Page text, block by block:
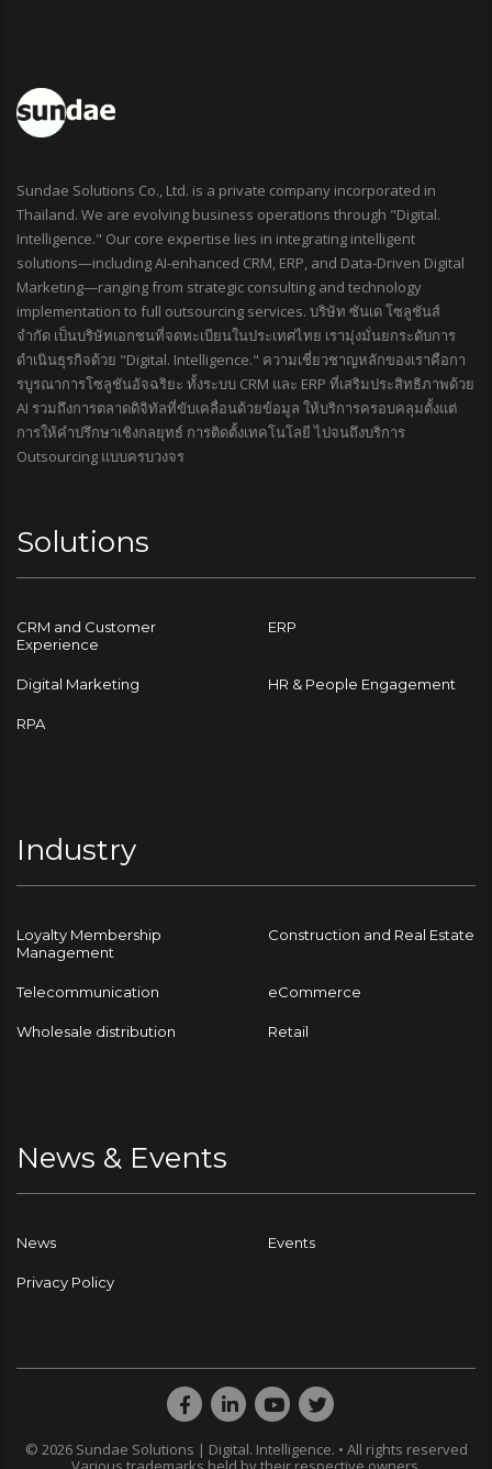
Sundae Solutions Co., Ltd. is a private company incorporated in
Thailand. We are evolving business operations through "Digital.
Intelligence." Our core expertise lies in integrating intelligent
solutions—including AI-enhanced CRM, ERP, and Data-Driven Digital
Marketing—ranging from strategic consulting and technology
implementation to full outsourcing services. บริษัท ซันเด โซลูชันส์
จำกัด เป็นบริษัทเอกชนที่จดทะเบียนในประเทศไทย เรามุ่งมั่นยกระดับการ
ดำเนินธุรกิจด้วย "Digital. Intelligence." ความเชี่ยวชาญหลักของเราคือกา
รบูรณาการโซลูชันอัจฉริยะ ทั้งระบบ CRM และ ERP ที่เสริมประสิทธิภาพด้วย
AI รวมถึงการตลาดดิจิทัลที่ขับเคลื่อนด้วยข้อมูล ให้บริการครอบคลุมตั้งแต่
การให้คำปรึกษาเชิงกลยุทธ์ การติดตั้งเทคโนโลยี ไปจนถึงบริการ
Outsourcing แบบครบวงจร
Solutions
CRM and Customer
Experience
ERP
Digital Marketing HR & People Engagement
RPA
Industry
Loyalty Membership
Management
Construction and Real Estate
Telecommunication eCommerce
Wholesale distribution Retail
News & Events
News Events
Privacy Policy
© 2026 Sundae Solutions | Digital. Intelligence. • All rights reserved